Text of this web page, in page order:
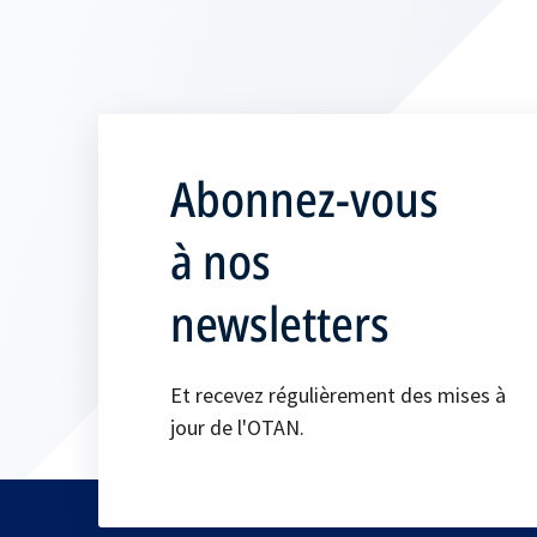
Abonnez-vous
à nos
newsletters
Et recevez régulièrement des mises à
jour de l'OTAN.